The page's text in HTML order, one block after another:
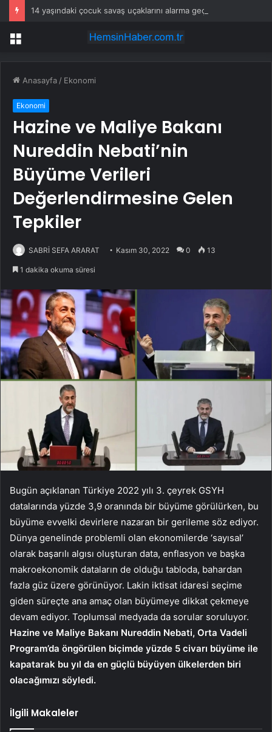
14 yaşındaki çocuk savaş uçaklarını alarma geçirdi
Menü
Anasayfa / Ekonomi
Ekonomi
Hazine ve Maliye Bakanı
Nureddin Nebati’nin
Büyüme Verileri
Değerlendirmesine Gelen
Tepkiler
SABRİ SEFA ARARAT Kasım 30, 2022 0 13
1 dakika okuma süresi
Bugün açıklanan Türkiye 2022 yılı 3. çeyrek GSYH
datalarında yüzde 3,9 oranında bir büyüme görülürken, bu
büyüme evvelki devirlere nazaran bir gerileme söz ediyor.
Dünya genelinde problemli olan ekonomilerde ‘sayısal’
olarak başarılı algısı oluşturan data, enflasyon ve başka
makroekonomik dataların de olduğu tabloda, bahardan
fazla güz üzere görünüyor. Lakin iktisat idaresi seçime
giden süreçte ana amaç olan büyümeye dikkat çekmeye
devam ediyor. Toplumsal medyada da sorular soruluyor.
Hazine ve Maliye Bakanı Nureddin Nebati, Orta Vadeli
Program’da öngörülen biçimde yüzde 5 civarı büyüme ile
kapatarak bu yıl da en güçlü büyüyen ülkelerden biri
olacağımızı söyledi.
İlgili Makaleler